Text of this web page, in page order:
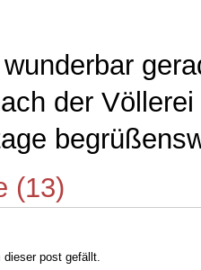
der Völlerei
(13)
post gefällt.